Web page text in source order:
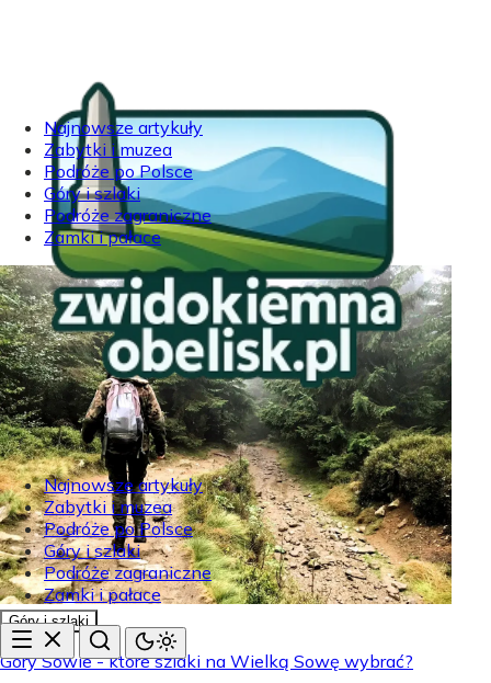
Najnowsze artykuły
Zabytki i muzea
Podróże po Polsce
Góry i szlaki
Podróże zagraniczne
Zamki i pałace
Najnowsze artykuły
Zabytki i muzea
Podróże po Polsce
Góry i szlaki
Podróże zagraniczne
Zamki i pałace
Góry i szlaki
Góry Sowie - które szlaki na Wielką Sowę wybrać?